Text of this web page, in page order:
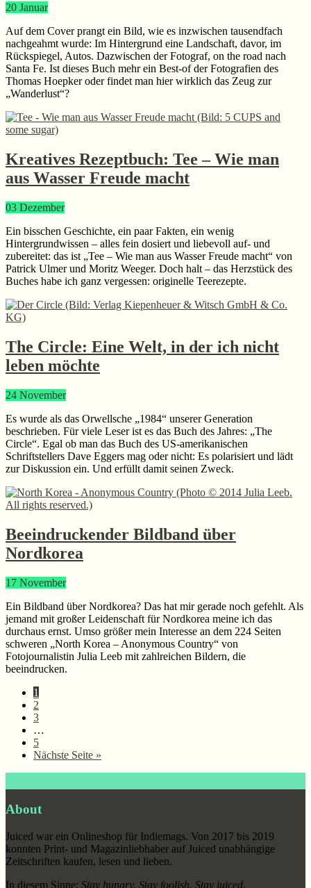
20 Januar
Auf dem Cover prangt ein Bild, wie es inzwischen tausendfach
nachgeahmt wurde: Im Hintergrund eine Landschaft, davor, im
Rückspiegel, Autos. Dazwischen der Fotograf, on the road nach
Santa Fe. Ist dieses Buch mehr ein Best-of der Fotografien des
Thomas Hoepker oder findet man hier wirklich das Zeug zur
„Wanderlust“?
Kreatives Rezeptbuch: Tee – Wie man
aus Wasser Freude macht
03 Dezember
Ein bisschen Geschichte, ein paar Fakten, ein wenig
Hintergrundwissen – alles fein dosiert und liebevoll auf- und
zubereitet: das ist „Tee – Wie man aus Wasser Freude macht“ von
Patrick Ulmer und Moritz Weeger. Doch halt – das Herzstück des
Buches habe ich ganz vergessen: originelle Teerezepte.
The Circle: Eine Welt, in der ich nicht
leben möchte
24 November
Es wurde als das Orwellsche „1984“ unserer Generation
beschrieben. Für viele Leser ist es das Buch des Jahres: „The
Circle“. Egal ob man das Buch des US-amerikanischen
Schriftstellers Dave Eggers mag oder nicht: Es polarisiert und lädt
zur Diskussion ein. Und erfüllt damit seinen Zweck.
Beeindruckender Bildband über
Nordkorea
17 November
Ein Bildband über Nordkorea? Das hat mir gerade noch gefehlt. Als
jemand mit großer Leidenschaft für Nordkorea meine ich das
durchaus ernst. Umso größer mein Interesse an dem 224 Seiten
schweren „North Korea – Anonymous Country“ von
Fotojournalistin Julia Leeb mit zahlreichen Bildern, die
beeindrucken.
Seite
1
Seite
2
Seite
3
Zwischenseiten
…
Seite
5
Nächste Seite aufrufen
»
About
Juiced war ein Onlineshop für Indiemags. Von 2017 bis 2019
konnten Print- und Magazinliebhaber auf Juiced unabhängige
Zeitschriften kaufen, lesen und lieben.
In diesem Sinne: Stay hungry. Stay foolish. Stay juiced.